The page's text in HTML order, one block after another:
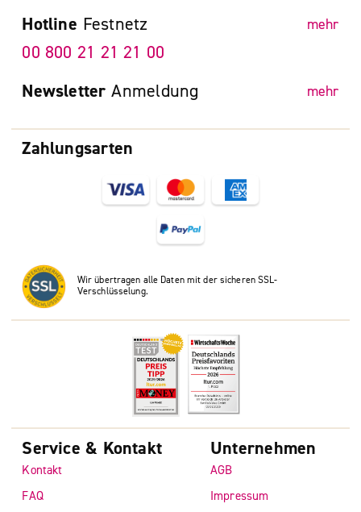
Zahlungsarten
Wir übertragen alle Daten mit der sicheren SSL-
Verschlüsselung.
Hotline Festnetz mehr
00 800 21 21 21 00
Newsletter Anmeldung mehr
Service & Kontakt
Kontakt
FAQ
Unternehmen
AGB
Impressum